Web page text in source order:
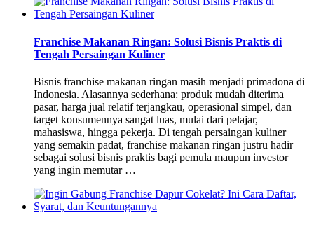
Franchise Makanan Ringan: Solusi Bisnis Praktis di
Tengah Persaingan Kuliner
Bisnis franchise makanan ringan masih menjadi primadona di
Indonesia. Alasannya sederhana: produk mudah diterima
pasar, harga jual relatif terjangkau, operasional simpel, dan
target konsumennya sangat luas, mulai dari pelajar,
mahasiswa, hingga pekerja. Di tengah persaingan kuliner
yang semakin padat, franchise makanan ringan justru hadir
sebagai solusi bisnis praktis bagi pemula maupun investor
yang ingin memutar …